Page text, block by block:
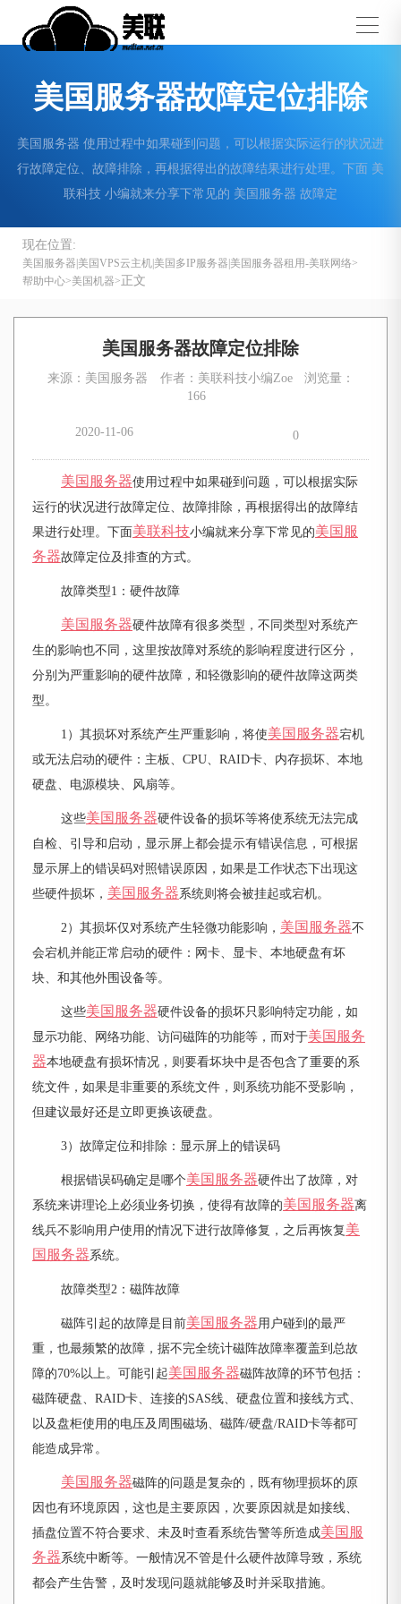
美国服务器故障定位排除
美国服务器 使用过程中如果碰到问题，可以根据实际运行的状况进
行故障定位、故障排除，再根据得出的故障结果进行处理。下面 美
联科技 小编就来分享下常见的 美国服务器 故障定
现在位置:
美国服务器|美国VPS云主机|美国多IP服务器|美国服务器租用-美联网络
帮助中心 美国机器 正文
美国服务器故障定位排除
来源：美国服务器 作者：美联科技小编Zoe
浏览量：
166
2020-11-06 0
美国服务器使用过程中如果碰到问题，可以根据实际
运行的状况进行故障定位、故障排除，再根据得出的故障结
果进行处理。下面美联科技小编就来分享下常见的美国服
务器故障定位及排查的方式。
故障类型1：硬件故障
美国服务器硬件故障有很多类型，不同类型对系统产
生的影响也不同，这里按故障对系统的影响程度进行区分，
分别为严重影响的硬件故障，和轻微影响的硬件故障这两类
型。
1）其损坏对系统产生严重影响，将使美国服务器宕机
或无法启动的硬件：主板、CPU、RAID卡、内存损坏、本地
硬盘、电源模块、风扇等。
这些美国服务器硬件设备的损坏等将使系统无法完成
自检、引导和启动，显示屏上都会提示有错误信息，可根据
显示屏上的错误码对照错误原因，如果是工作状态下出现这
些硬件损坏， 美国服务器系统则将会被挂起或宕机。
2）其损坏仅对系统产生轻微功能影响， 美国服务器不
会宕机并能正常启动的硬件：网卡、显卡、本地硬盘有坏
块、和其他外围设备等。
这些美国服务器硬件设备的损坏只影响特定功能，如
显示功能、网络功能、访问磁阵的功能等，而对于美国服务
器本地硬盘有损坏情况，则要看坏块中是否包含了重要的系
统文件，如果是非重要的系统文件，则系统功能不受影响，
但建议最好还是立即更换该硬盘。
3）故障定位和排除：显示屏上的错误码
根据错误码确定是哪个美国服务器硬件出了故障，对
系统来讲理论上必须业务切换，使得有故障的美国服务器离
线兵不影响用户使用的情况下进行故障修复，之后再恢复 美
国服务器系统。
故障类型2：磁阵故障
磁阵引起的故障是目前美国服务器 用户碰到的最严
重，也最频繁的故障，据不完全统计磁阵故障率覆盖到总故
障的70%以上。可能引起美国服务器磁阵故障的环节包括：
磁阵硬盘、RAID卡、连接的SAS线、硬盘位置和接线方式、
以及盘柜使用的电压及周围磁场、磁阵/硬盘/RAID卡等都可
能造成异常。
美国服务器磁阵的问题是复杂的，既有物理损坏的原
因也有环境原因，这也是主要原因，次要原因就是如接线、
插盘位置不符合要求、未及时查看系统告警等所造成美国服
务器系统中断等。一般情况不管是什么硬件故障导致，系统
都会产生告警，及时发现问题就能够及时并采取措施。